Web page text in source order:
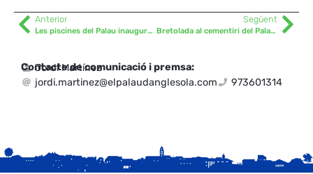
Anterior
Les piscines del Palau inauguren temporada aquest cap de setmana
Següent
Bretolada al cementiri del Palau d’Anglesola
Contacte de comunicació i premsa:
Jordi Martínez
jordi.martinez@elpalaudanglesola.com
973601314